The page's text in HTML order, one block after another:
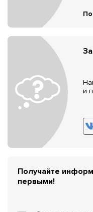
и
Получайте
первыми!